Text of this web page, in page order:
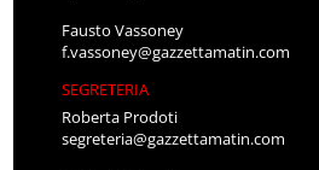
Fausto Vassoney
f.vassoney@gazzettamatin.com
SEGRETERIA
Roberta Prodoti
segreteria@gazzettamatin.com